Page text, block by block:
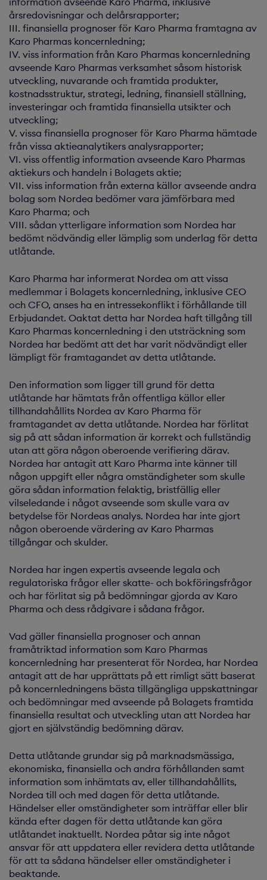
årsredovisningar och delårsrapporter;
III. finansiella prognoser för Karo Pharma framtagna av
Karo Pharmas koncernledning;
IV. viss information från Karo Pharmas koncernledning
avseende Karo Pharmas verksamhet såsom historisk
utveckling, nuvarande och framtida produkter,
kostnadsstruktur, strategi, ledning, finansiell ställning,
investeringar och framtida finansiella utsikter och
utveckling;
V. vissa finansiella prognoser för Karo Pharma hämtade
från vissa aktieanalytikers analysrapporter;
VI. viss offentlig information avseende Karo Pharmas
aktiekurs och handeln i Bolagets aktie;
VII. viss information från externa källor avseende andra
bolag som Nordea bedömer vara jämförbara med
Karo Pharma; och
VIII. sådan ytterligare information som Nordea har
bedömt nödvändig eller lämplig som underlag för detta
utlåtande.
Karo Pharma har informerat Nordea om att vissa
medlemmar i Bolagets koncernledning, inklusive CEO
och CFO, anses ha en intressekonflikt i förhållande till
Erbjudandet. Oaktat detta har Nordea haft tillgång till
Karo Pharmas koncernledning i den utsträckning som
Nordea har bedömt att det har varit nödvändigt eller
lämpligt för framtagandet av detta utlåtande.
Den information som ligger till grund för detta
utlåtande har hämtats från offentliga källor eller
tillhandahållits Nordea av Karo Pharma för
framtagandet av detta utlåtande. Nordea har förlitat
sig på att sådan information är korrekt och fullständig
utan att göra någon oberoende verifiering därav.
Nordea har antagit att Karo Pharma inte känner till
någon uppgift eller några omständigheter som skulle
göra sådan information felaktig, bristfällig eller
vilseledande i något avseende som skulle vara av
betydelse för Nordeas analys. Nordea har inte gjort
någon oberoende värdering av Karo Pharmas
tillgångar och skulder.
Nordea har ingen expertis avseende legala och
regulatoriska frågor eller skatte- och bokföringsfrågor
och har förlitat sig på bedömningar gjorda av Karo
Pharma och dess rådgivare i sådana frågor.
Vad gäller finansiella prognoser och annan
framåtriktad information som Karo Pharmas
koncernledning har presenterat för Nordea, har Nordea
antagit att de har upprättats på ett rimligt sätt baserat
på koncernledningens bästa tillgängliga uppskattningar
och bedömningar med avseende på Bolagets framtida
finansiella resultat och utveckling utan att Nordea har
gjort en självständig bedömning därav.
Detta utlåtande grundar sig på marknadsmässiga,
ekonomiska, finansiella och andra förhållanden samt
information som inhämtats av, eller tillhandahållits,
Nordea till och med dagen för detta utlåtande.
Händelser eller omständigheter som inträffar eller blir
kända efter dagen för detta utlåtande kan göra
utlåtandet inaktuellt. Nordea påtar sig inte något
ansvar för att uppdatera eller revidera detta utlåtande
för att ta sådana händelser eller omständigheter i
beaktande.